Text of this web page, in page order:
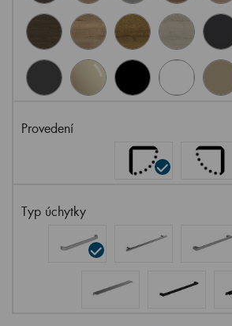
Provedení
Typ úchytky